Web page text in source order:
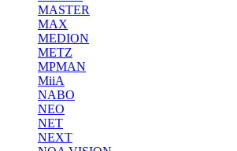
MASTER
MAX
MEDION
METZ
MPMAN
MiiA
NABO
NEO
NET
NEXT